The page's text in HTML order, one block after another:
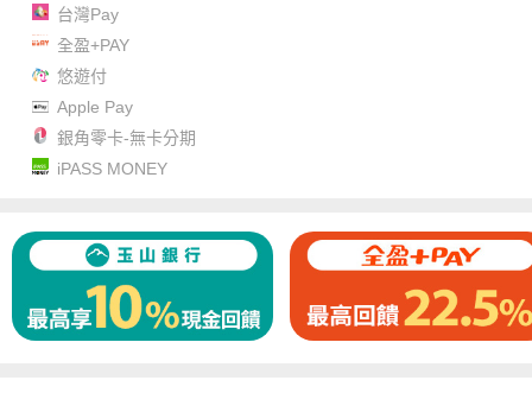
台灣Pay
全盈+PAY
悠遊付
Apple Pay
銀角零卡-無卡分期
iPASS MONEY